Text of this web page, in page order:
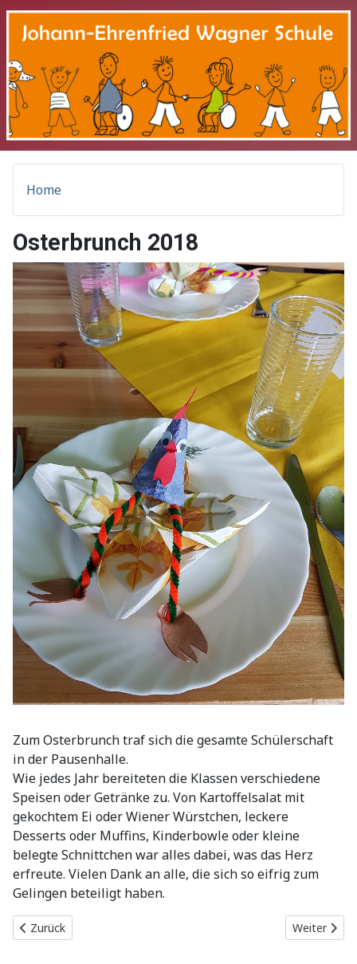
Home
Osterbrunch 2018
Zum Osterbrunch traf sich die gesamte Schülerschaft
in der Pausenhalle.
Wie jedes Jahr bereiteten die Klassen verschiedene
Speisen oder Getränke zu. Von Kartoffelsalat mit
gekochtem Ei oder Wiener Würstchen, leckere
Desserts oder Muffins, Kinderbowle oder kleine
belegte Schnittchen war alles dabei, was das Herz
erfreute. Vielen Dank an alle, die sich so eifrig zum
Gelingen beteiligt haben.
Vorheriger Beitrag: Schul- und Kitaverordnung vom 10.12.2021
Zurück Nächster
Weiter